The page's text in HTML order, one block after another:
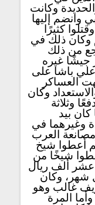
وكانت
وانضم إليها
كثيرًا
وكان ذلك في
ولم يرجع من ذلك
جيشًا غيره
باشا على
العساكر
وكان
وثلاثة
بيد
وغيرهما في
العرب
أعطوا شيخ
شيخًا من
عشر ألف ريال
شهر، وكان
غالب وهو
المرة